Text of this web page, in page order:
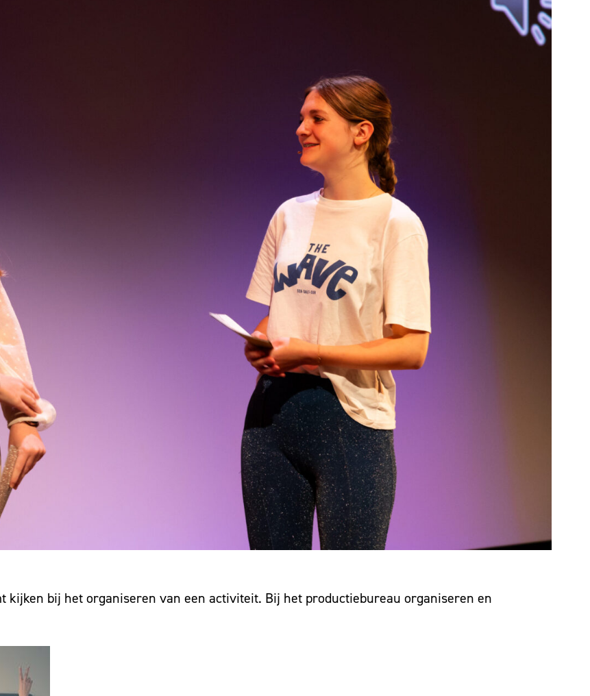
kijken bij het organiseren van een activiteit. Bij het productiebureau organiseren en